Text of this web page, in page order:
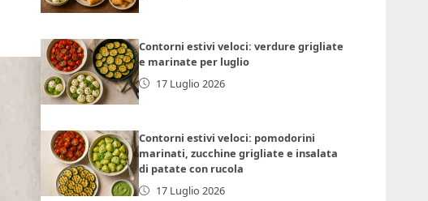
Contorni estivi veloci: verdure grigliate
e marinate per luglio
17 Luglio 2026
Contorni estivi veloci: pomodorini
marinati, zucchine grigliate e insalata
di patate con rucola
17 Luglio 2026